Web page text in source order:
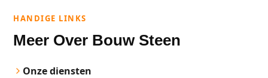
HANDIGE LINKS
Meer Over Bouw Steen
Onze diensten